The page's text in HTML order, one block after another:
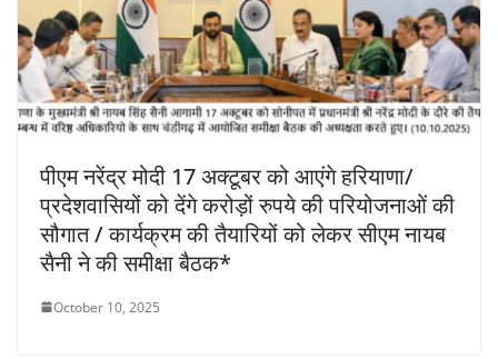
पीएम नरेंद्र मोदी 17 अक्टूबर को आएंगे हरियाणा/
प्रदेशवासियों को देंगे करोड़ों रुपये की परियोजनाओं की
सौगात / कार्यक्रम की तैयारियों को लेकर सीएम नायब
सैनी ने की समीक्षा बैठक*
October 10, 2025